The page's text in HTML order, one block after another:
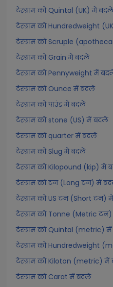
टेरग्राम को Quintal (UK) में बदलें
टेरग्राम को Hundredweight
टेरग्राम को Scruple
टेरग्राम को Grain में बदलें
टेरग्राम को Pennyweight में
टेरग्राम को Ounce में बदलें
टेरग्राम को पाउंड में बदलें
टेरग्राम को stone (US) में बदलें
टेरग्राम को quarter में बदलें
टेरग्राम को Slug में बदलें
टेरग्राम को Kilopound (kip) में
टेरग्राम को टन (Long टन) में
टेरग्राम को US टन (Short टन)
टेरग्राम को Tonne (Metric
टेरग्राम को Quintal (metric)
टेरग्राम को Hundredweight
टेरग्राम को Kiloton (metric)
टेरग्राम को Carat में बदलें